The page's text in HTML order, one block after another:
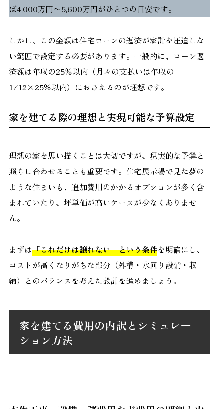
ば4,000万円〜5,600万円がひとつの目安です。
しかし、この金額は住宅ローンの返済が家計を圧迫しな
い範囲で設定する必要があります。一般的に、ローン返
済額は年収の25％以内（月々の支払いは年収の
1/12×25％以内）におさえるのが理想です。
家を建てる際の理想と実現可能な予算設定
理想の家を思い描くことは大切ですが、現実的な予算と
照らし合わせることも重要です。住宅展示場で見た夢の
ような住まいも、追加費用のかかるオプションが多く含
まれていたり、坪単価が高いケースが少なくありませ
ん。
まずは「これだけは譲れない」という条件を明確にし、
コストが高くなりがちな部分（外構・水回り設備・収
納）とのバランスを考えた設計を進めましょう。
家を建てる費用の内訳とシミュレー
ション方法